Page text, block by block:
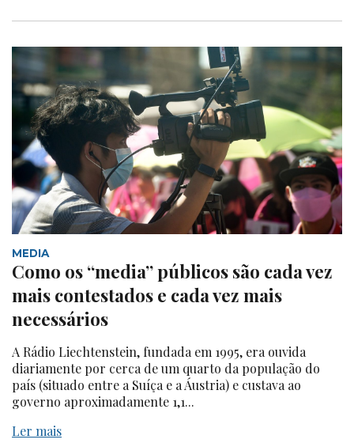
MEDIA
Como os “media” públicos são cada vez
mais contestados e cada vez mais
necessários
A Rádio Liechtenstein, fundada em 1995, era ouvida
diariamente por cerca de um quarto da população do
país (situado entre a Suíça e a Áustria) e custava ao
governo aproximadamente 1,1...
Ler mais